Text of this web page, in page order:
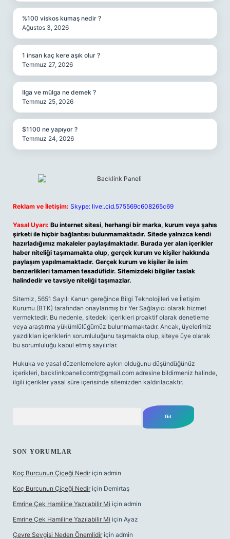
%100 viskos kumaş nedir ?
Ağustos 3, 2026
1 insan kaç kere aşık olur ?
Temmuz 27, 2026
Ilga ve mülga ne demek ?
Temmuz 25, 2026
$1100 ne yapıyor ?
Temmuz 24, 2026
Reklam ve İletişim: Skype: live:.cid.575569c608265c69
Yasal Uyarı: Bu internet sitesi, herhangi bir marka, kurum veya şahıs
şirketi ile hiçbir bağlantısı bulunmamaktadır. Sitede yalnızca kendi
hazırladığımız makaleler paylaşılmaktadır. Burada yer alan içerikler
haber niteliği taşımamakta olup, gerçek kurum ve kişiler hakkında
paylaşım yapılmamaktadır. Gerçek kurum ve kişiler ile isim
benzerlikleri tamamen tesadüfidir. Sitemizdeki bilgiler taslak
halindedir ve tavsiye niteliği taşımazlar.
Sitemiz, 5651 Sayılı Kanun gereğince Bilgi Teknolojileri ve İletişim
Kurumu (BTK) tarafından onaylanmış bir Yer Sağlayıcı olarak hizmet
vermektedir. Bu nedenle, sitedeki içerikleri proaktif olarak denetleme
veya araştırma yükümlülüğümüz bulunmamaktadır. Ancak, üyelerimiz
yazdıkları içeriklerin sorumluluğunu taşımakta olup, siteye üye olarak
bu sorumluluğu kabul etmiş sayılırlar.
Hukuka ve yasal düzenlemelere aykırı olduğunu düşündüğünüz
içerikleri, backlinkpanelicomtr@gmail.com adresine bildirmeniz halinde,
ilgili içerikler yasal süre içerisinde sitemizden kaldırılacaktır.
SON YORUMLAR
Koç Burcunun Çiçeği Nedir için admin
Koç Burcunun Çiçeği Nedir için Demirtaş
Emrine Çek Hamiline Yazılabilir Mi için admin
Emrine Çek Hamiline Yazılabilir Mi için Ayaz
Çevre Sevgisi Neden Önemlidir için admin